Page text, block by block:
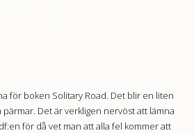
för boken Solitary Road. Det blir en liten
Det är verkligen nervöst att lämna
för då vet man att alla fel kommer att